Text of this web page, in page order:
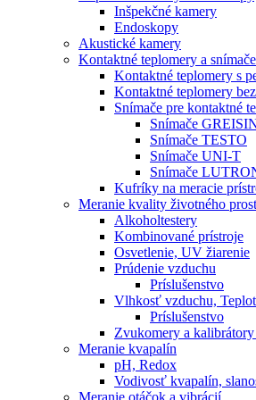
Inšpekčné kamery
Endoskopy
Akustické kamery
Kontaktné teplomery a
Kontaktné teplomery s
Kontaktné teplomery
Snímače pre kontaktné
Snímače
Snímače TESTO
Snímače UNI-T
Snímače
Kufríky na meracie
Meranie kvality životného
Alkoholtestery
Kombinované prístroje
Osvetlenie, UV žiarenie
Prúdenie vzduchu
Príslušenstvo
Vlhkosť vzduchu,
Príslušenstvo
Zvukomery a
Meranie kvapalín
pH, Redox
Vodivosť kvapalín,
Meranie otáčok a vibrácií